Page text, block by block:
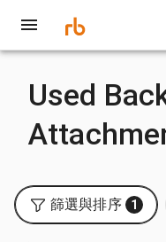
Used
篩選與排序 1